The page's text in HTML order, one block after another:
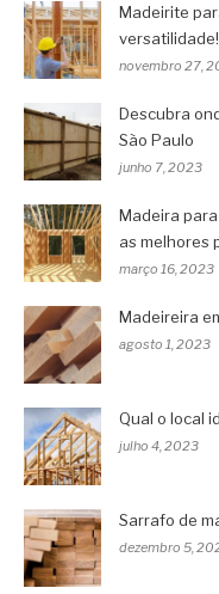
Madeirite
versatilidade!
novembro 27,
Descubra
São Paulo
junho 7, 2023
Madeira
as melhores
março 16, 2023
Madeireira
agosto 1, 2023
Qual o local
julho 4, 2023
Sarrafo de
dezembro 5,